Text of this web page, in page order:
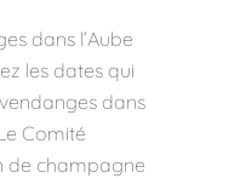
dans l’Aube
les dates qui
dans
Comité
de champagne